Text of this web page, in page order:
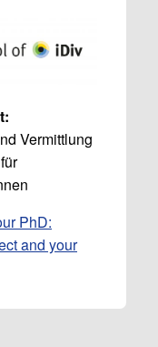
Vermittlung
PhD:
and your